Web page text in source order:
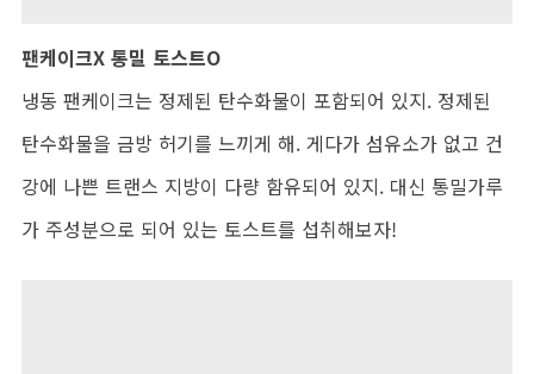
팬케이크X 통밀 토스트O
냉동 팬케이크는 정제된 탄수화물이 포함되어 있지. 정제된
탄수화물을 금방 허기를 느끼게 해. 게다가 섬유소가 없고 건
강에 나쁜 트랜스 지방이 다량 함유되어 있지. 대신 통밀가루
가 주성분으로 되어 있는 토스트를 섭취해보자!